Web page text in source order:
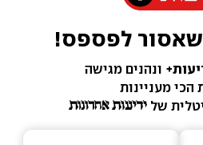
שאסור לפספס!
ונהנים מגישה
הכי מעניינות
של